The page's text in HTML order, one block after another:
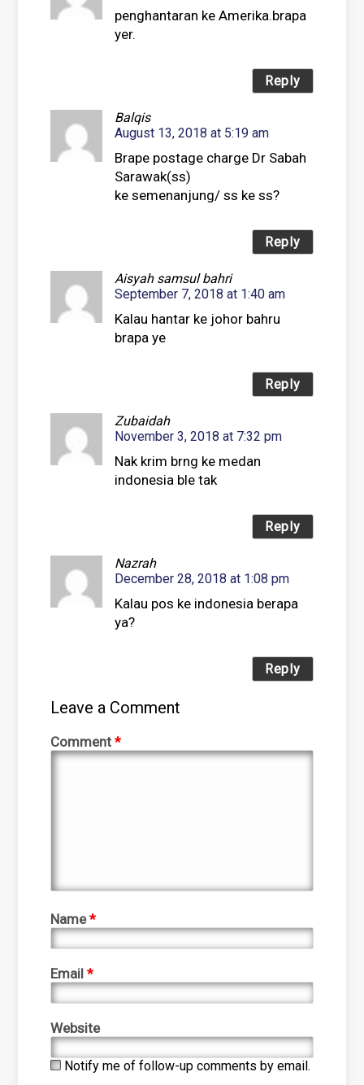
penghantaran ke Amerika.brapa
yer.
Reply
Balqis
August 13, 2018 at 5:19 am
Brape postage charge Dr Sabah
Sarawak(ss)
ke semenanjung/ ss ke ss?
Reply
Aisyah samsul bahri
September 7, 2018 at 1:40 am
Kalau hantar ke johor bahru
brapa ye
Reply
Zubaidah
November 3, 2018 at 7:32 pm
Nak krim brng ke medan
indonesia ble tak
Reply
Nazrah
December 28, 2018 at 1:08 pm
Kalau pos ke indonesia berapa
ya?
Reply
Leave a Comment
Comment*
Name*
Email*
Website
Notify me of follow-up comments by email.